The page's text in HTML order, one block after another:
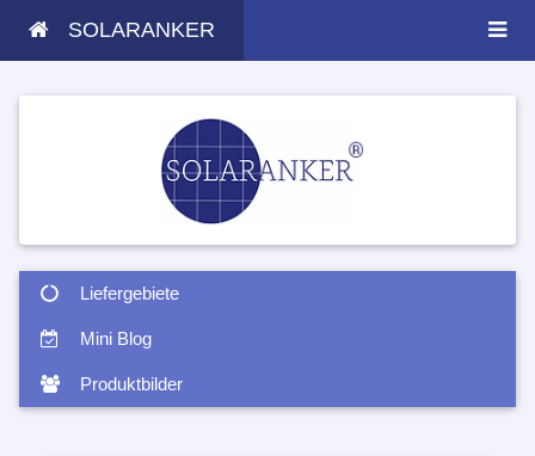
SOLARANKER
Liefergebiete
Mini Blog
Produktbilder